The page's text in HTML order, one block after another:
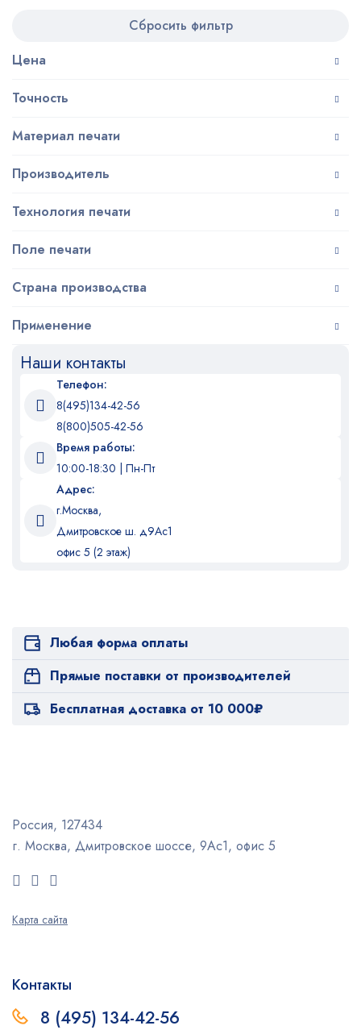
Сбросить фильтр
Цена
Точность
Материал печати
Производитель
Технология печати
Поле печати
Страна производства
Применение
Наши контакты
Телефон:
8(495)134-42-56
8(800)505-42-56
Время работы:
10:00-18:30 | Пн-Пт
Адрес:
г.Москва,
Дмитровское ш. д9Ас1
офис 5 (2 этаж)
Любая форма оплаты
Прямые поставки от производителей
Бесплатная доставка от 10 000₽
Россия, 127434
г. Москва, Дмитровское шоссе, 9Ас1, офис 5
Карта сайта
Контакты
8 (495) 134-42-56